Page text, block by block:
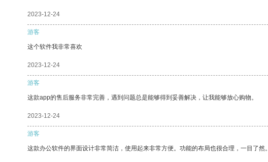
2023-12-24
游客
这个软件我非常喜欢
2023-12-24
游客
这款app的售后服务非常完善，遇到问题总是能够得到妥善解决，让我能够放心购物。
2023-12-24
游客
这款办公软件的界面设计非常简洁，使用起来非常方便。功能的布局也很合理，一目了然。